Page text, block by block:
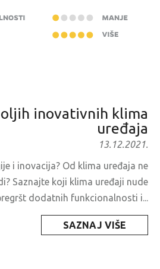
inovativnih klima
uređaja
13.12.2021.
i inovacija? Od klima uređaja ne
Saznajte koji klima uređaji nude
dodatnih funkcionalnosti i...
SAZNAJ VIŠE